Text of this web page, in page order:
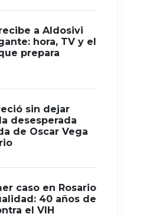
a Aldosivi
hora, TV y el
prepara
sin dejar
desesperada
de Oscar Vega
caso en Rosario
40 años de
el VIH